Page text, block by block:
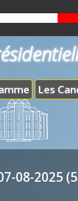
Les
08-2025